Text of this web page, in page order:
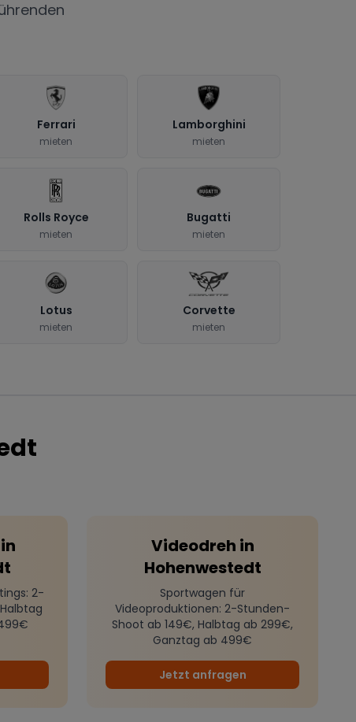
Ferrari
mieten
Lamborghini
mieten
Rolls Royce
mieten
Bugatti
mieten
Lotus
mieten
Corvette
mieten
in
: 2-
Videodreh in
Hohenwestedt
Sportwagen für
Videoproduktionen: 2-Stunden-
Shoot ab 149€, Halbtag ab 299€,
Ganztag ab 499€
Jetzt anfragen